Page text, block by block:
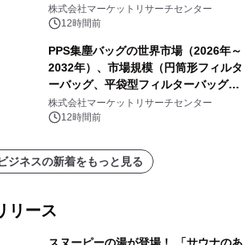
ク包装、その他）・分析レポートを発
表
株式会社マーケットリサーチセンター
12時間前
PPS集塵バッグの世界市場（2026年～
2032年）、市場規模（円筒形フィルタ
ーバッグ、平袋型フィルターバッグ、
プリーツフィルターバッグ、その
他）・分析レポートを発表
株式会社マーケットリサーチセンター
12時間前
ジネスの新着をもっと見る
リース